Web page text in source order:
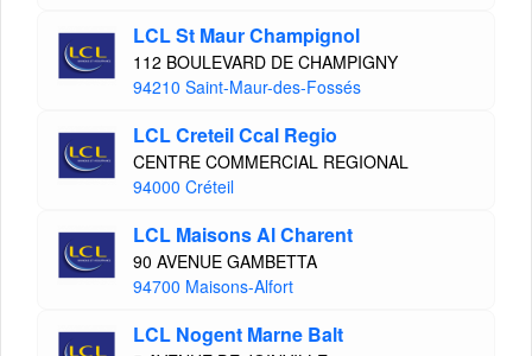
LCL St Maur Champignol
112 BOULEVARD DE CHAMPIGNY
94210 Saint-Maur-des-Fossés
LCL Creteil Ccal Regio
CENTRE COMMERCIAL REGIONAL
94000 Créteil
LCL Maisons Al Charent
90 AVENUE GAMBETTA
94700 Maisons-Alfort
LCL Nogent Marne Balt